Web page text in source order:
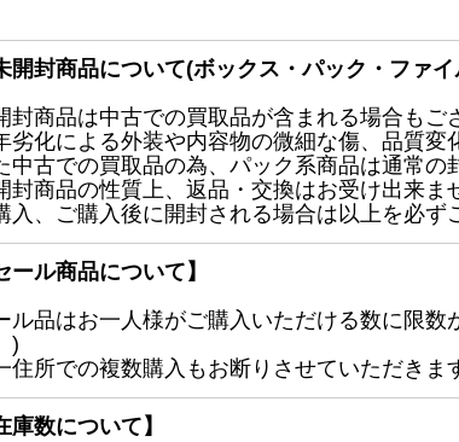
開封商品について(ボックス・パック・ファ
封商品は中古での買取品が含まれる場合もご
劣化による外装や内容物の微細な傷、品質変
中古での買取品の為、パック系商品は通常の
封商品の性質上、返品・交換はお受け出来ま
入、ご購入後に開封される場合は以上を必ず
ール商品について】
ル品はお一人様がご購入いただける数に限数
)
住所での複数購入もお断りさせていただきま
庫数について】